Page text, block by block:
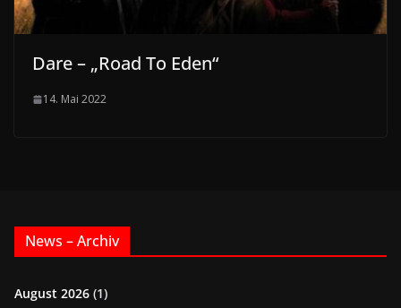
Dare – „Road To Eden“
14. Mai 2022
News – Archiv
August 2026 (1)